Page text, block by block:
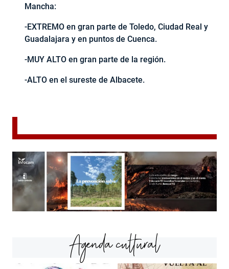
Mancha:
-EXTREMO en gran parte de Toledo, Ciudad Real y
Guadalajara y en puntos de Cuenca.
-MUY ALTO en gran parte de la región.
-ALTO en el sureste de Albacete.
Agenda cultural